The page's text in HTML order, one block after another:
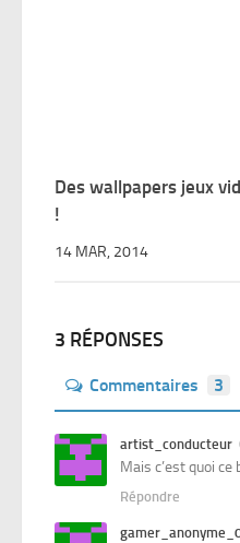
Des wallpapers jeux
!
14 MAR, 2014
3 RÉPONSES
Commentaires 3
artist_conducteur
Mais c’est quoi
Répondre